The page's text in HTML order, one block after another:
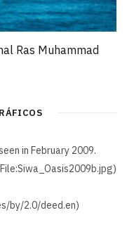
Ras Muhammad
in February 2009.
by/2.0/deed.en)